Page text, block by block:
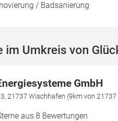
/ Badsanierung
im Umkreis von
GmbH
21737 Wischhafen (9km von
aus 8 Bewertungen